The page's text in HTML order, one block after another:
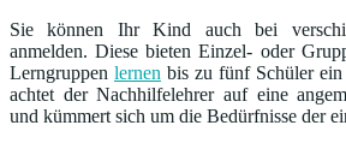
Sie können Ihr Kind auch bei
anmelden. Diese bieten Einzel- oder
Lerngruppen lernen bis zu fünf Schüler ein
achtet der Nachhilfelehrer auf eine
und kümmert sich um die Bedürfnisse der